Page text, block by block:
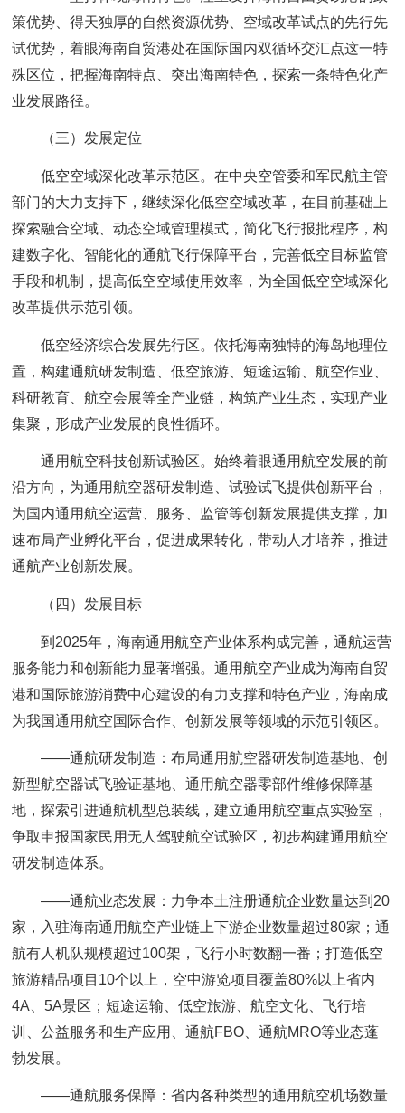
策优势、得天独厚的自然资源优势、空域改革试点的先行先
试优势，着眼海南自贸港处在国际国内双循环交汇点这一特
殊区位，把握海南特点、突出海南特色，探索一条特色化产
业发展路径。
（三）发展定位
低空空域深化改革示范区。在中央空管委和军民航主管
部门的大力支持下，继续深化低空空域改革，在目前基础上
探索融合空域、动态空域管理模式，简化飞行报批程序，构
建数字化、智能化的通航飞行保障平台，完善低空目标监管
手段和机制，提高低空空域使用效率，为全国低空空域深化
改革提供示范引领。
低空经济综合发展先行区。依托海南独特的海岛地理位
置，构建通航研发制造、低空旅游、短途运输、航空作业、
科研教育、航空会展等全产业链，构筑产业生态，实现产业
集聚，形成产业发展的良性循环。
通用航空科技创新试验区。始终着眼通用航空发展的前
沿方向，为通用航空器研发制造、试验试飞提供创新平台，
为国内通用航空运营、服务、监管等创新发展提供支撑，加
速布局产业孵化平台，促进成果转化，带动人才培养，推进
通航产业创新发展。
（四）发展目标
到2025年，海南通用航空产业体系构成完善，通航运营
服务能力和创新能力显著增强。通用航空产业成为海南自贸
港和国际旅游消费中心建设的有力支撑和特色产业，海南成
为我国通用航空国际合作、创新发展等领域的示范引领区。
——通航研发制造：布局通用航空器研发制造基地、创
新型航空器试飞验证基地、通用航空器零部件维修保障基
地，探索引进通航机型总装线，建立通用航空重点实验室，
争取申报国家民用无人驾驶航空试验区，初步构建通用航空
研发制造体系。
——通航业态发展：力争本土注册通航企业数量达到20
家，入驻海南通用航空产业链上下游企业数量超过80家；通
航有人机队规模超过100架，飞行小时数翻一番；打造低空
旅游精品项目10个以上，空中游览项目覆盖80%以上省内
4A、5A景区；短途运输、低空旅游、航空文化、飞行培
训、公益服务和生产应用、通航FBO、通航MRO等业态蓬
勃发展。
——通航服务保障：省内各种类型的通用航空机场数量